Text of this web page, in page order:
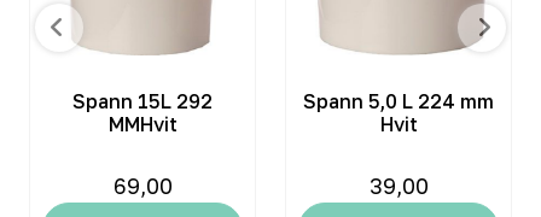
Spann 15L 292
MMHvit
69,00
Spann 5,0 L 224 mm
Hvit
39,00